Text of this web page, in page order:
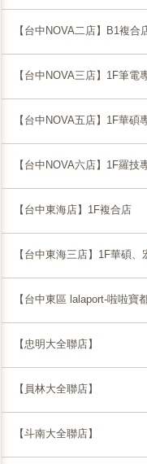
【台中NOVA二店】B1複合
【台中NOVA三店】1F筆電
【台中NOVA五店】1F華碩
【台中NOVA六店】1F羅技
【台中東海店】1F複合店
【台中東海三店】1F華碩
【台中東區 lalaport-啦啦寶
【忠明大全聯店】
【員林大全聯店】
【斗南大全聯店】